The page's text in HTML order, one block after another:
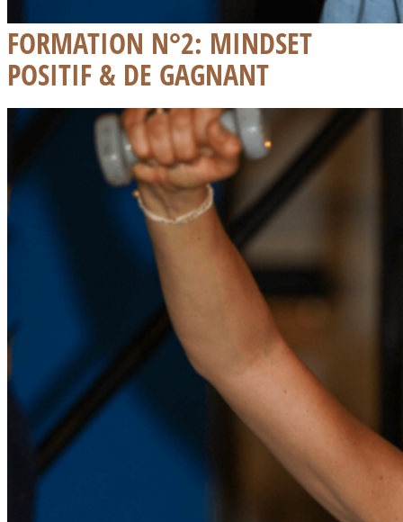
FORMATION N°2: MINDSET
POSITIF & DE GAGNANT